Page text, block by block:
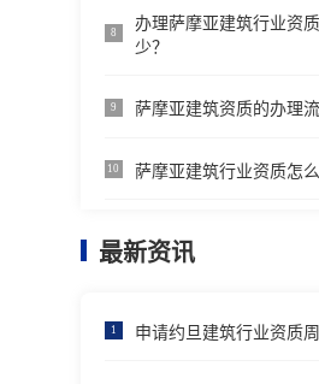
8
办理萨摩亚建筑行业资
少？
9 萨摩亚建筑资质的办理
10 萨摩亚建筑行业资质怎么
最新资讯
1 申请约旦建筑行业资质